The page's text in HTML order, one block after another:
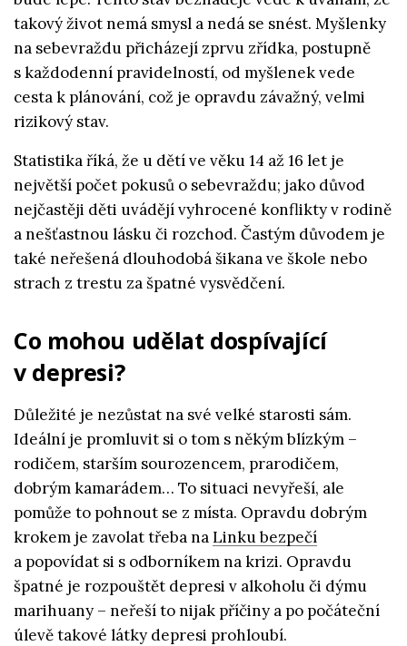
takový život nemá smysl a nedá se snést. Myšlenky
na sebevraždu přicházejí zprvu zřídka, postupně
s každodenní pravidelností, od myšlenek vede
cesta k plánování, což je opravdu závažný, velmi
rizikový stav.
Statistika říká, že u dětí ve věku 14 až 16 let je
největší počet pokusů o sebevraždu; jako důvod
nejčastěji děti uvádějí vyhrocené konflikty v rodině
a nešťastnou lásku či rozchod. Častým důvodem je
také neřešená dlouhodobá šikana ve škole nebo
strach z trestu za špatné vysvědčení.
Co mohou udělat dospívající
v depresi?
Důležité je nezůstat na své velké starosti sám.
Ideální je promluvit si o tom s někým blízkým –
rodičem, starším sourozencem, prarodičem,
dobrým kamarádem… To situaci nevyřeší, ale
pomůže to pohnout se z místa. Opravdu dobrým
krokem je zavolat třeba naLinku bezpečí
a popovídat si s odborníkem na krizi. Opravdu
špatné je rozpouštět depresi v alkoholu či dýmu
marihuany – neřeší to nijak příčiny a po počáteční
úlevě takové látky depresi prohloubí.